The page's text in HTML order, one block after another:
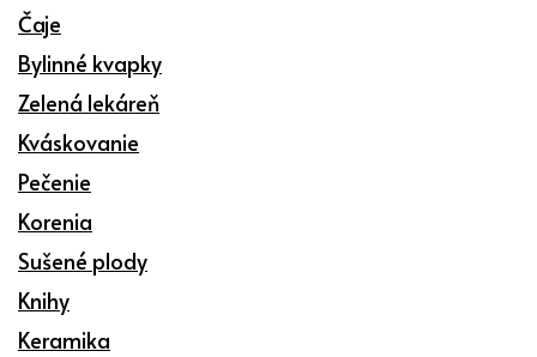
Čaje
Bylinné kvapky
Zelená lekáreň
Kváskovanie
Pečenie
Korenia
Sušené plody
Knihy
Keramika